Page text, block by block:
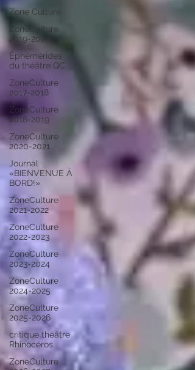
Zone Culture
ZoneCulture
2019-2020
Éphémérides
du théâtre QC
ZoneCulture
2017-2018
ZoneCulture
2018-2019
ZoneCulture
2020-2021
Journal
«BIENVENUE À
BORD!»
ZoneCulture
2021-2022
ZoneCulture
2022-2023
ZoneCulture
2023-2024
ZoneCulture
2024-2025
ZoneCulture
2025-2026
critique théâtre
Rhinocéros
ZoneCulture